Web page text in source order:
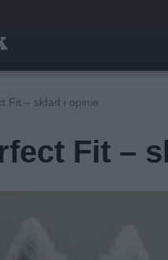
Fit – skład i opinie
Fit –